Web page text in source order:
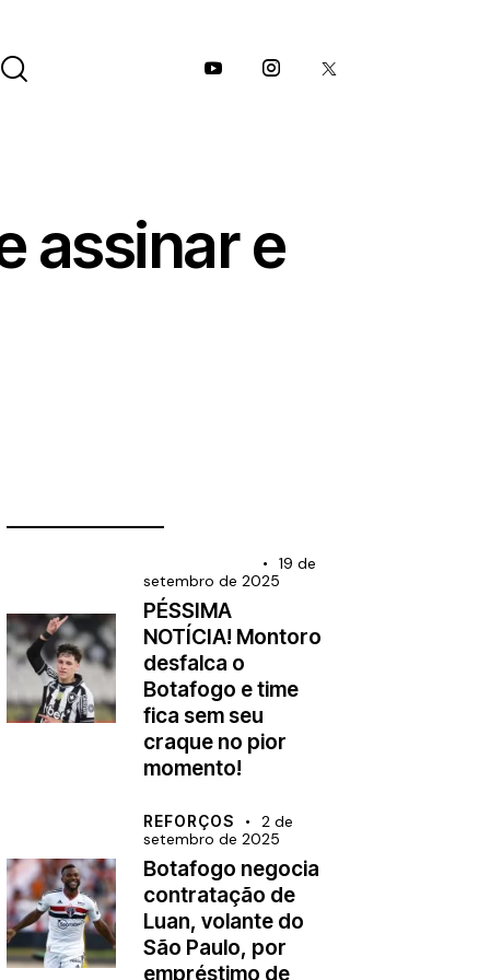
assinar e
19 de
setembro de 2025
PÉSSIMA
NOTÍCIA! Montoro
desfalca o
Botafogo e time
fica sem seu
craque no pior
momento!
REFORÇOS
2 de
setembro de 2025
Botafogo negocia
contratação de
Luan, volante do
São Paulo, por
empréstimo de